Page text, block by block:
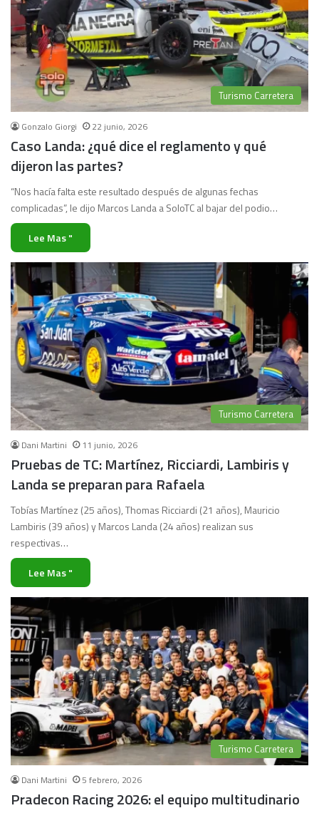
Turismo Carretera
Gonzalo Giorgi 22 junio, 2026
Caso Landa: ¿qué dice el reglamento y qué
dijeron las partes?
“Nos hacía falta este resultado después de algunas fechas
complicadas”, le dijo Marcos Landa a SoloTC al bajar del podio…
Lee Mas "
Turismo Carretera
Dani Martini 11 junio, 2026
Pruebas de TC: Martínez, Ricciardi, Lambiris y
Landa se preparan para Rafaela
Tobías Martínez (25 años), Thomas Ricciardi (21 años), Mauricio
Lambiris (39 años) y Marcos Landa (24 años) realizan sus
respectivas…
Lee Mas "
Turismo Carretera
Dani Martini 5 febrero, 2026
Pradecon Racing 2026: el equipo multitudinario